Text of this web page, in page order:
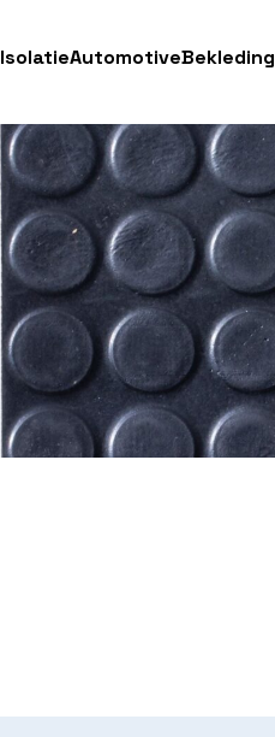
IsolatieAutomotiveBekleding